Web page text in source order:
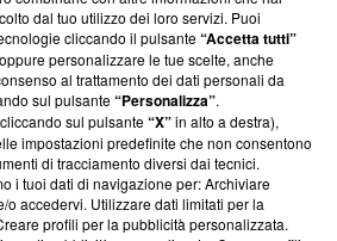
ma ha richiesto di farne
ha ancora effettuato una verifica di
dal tuo utilizzo dei loro servizi. Puoi
cliccando il pulsante“Accetta tutti”
personalizzare le tue scelte, anche
al trattamento dei dati personali da
sul pulsante“Personalizza”.
sul pulsante“X”in alto a destra),
impostazioni predefinite che non consentono
di tracciamento diversi dai tecnici.
i tuoi dati di navigazione per: Archiviare
accedervi. Utilizzare dati limitati per la
profili per la pubblicità personalizzata.